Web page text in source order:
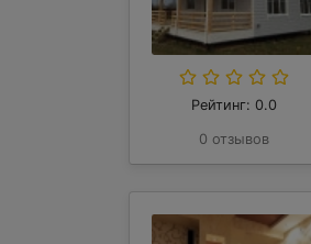
Рейтинг: 0.0
0 отзывов